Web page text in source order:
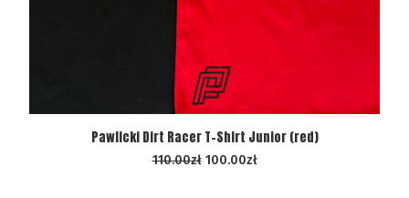
WYBIERZ OPCJE
Pawlicki Dirt Racer T-Shirt Junior (red)
110.00zł 100.00zł